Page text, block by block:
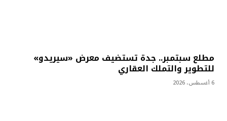
مطلع سبتمبر.. جدة تستضيف معرض «سيريدو»
للتطوير والتملك العقاري
6 أغسطس، 2026